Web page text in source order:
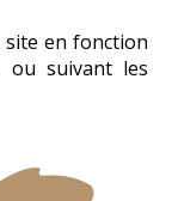
en fonction
ou suivant les